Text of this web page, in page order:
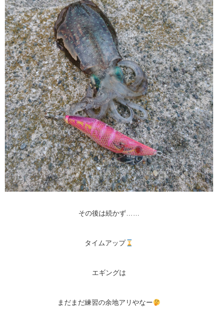
その後は続かず……
タイムアップ
エギングは
まだまだ練習の余地アリやなー